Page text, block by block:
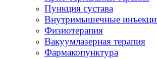
Пункция сустава
Внутримышечные
Физиотерапия
Вакуумлазерная терапия
Фармакопунктура